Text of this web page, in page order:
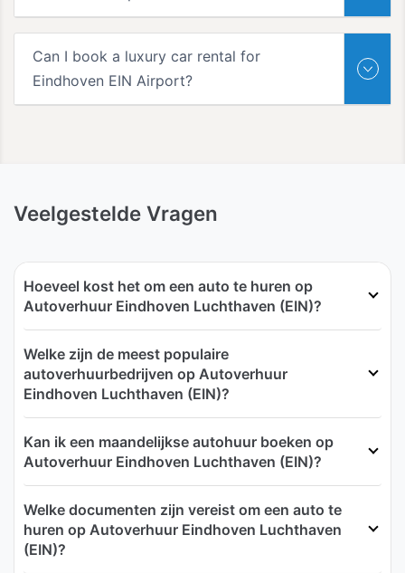
Can I book a luxury car rental for
Eindhoven EIN Airport?
Veelgestelde Vragen
Hoeveel kost het om een auto te huren op
Autoverhuur Eindhoven Luchthaven (EIN)?
Welke zijn de meest populaire
autoverhuurbedrijven op Autoverhuur
Eindhoven Luchthaven (EIN)?
Kan ik een maandelijkse autohuur boeken op
Autoverhuur Eindhoven Luchthaven (EIN)?
Welke documenten zijn vereist om een auto te
huren op Autoverhuur Eindhoven Luchthaven
(EIN)?